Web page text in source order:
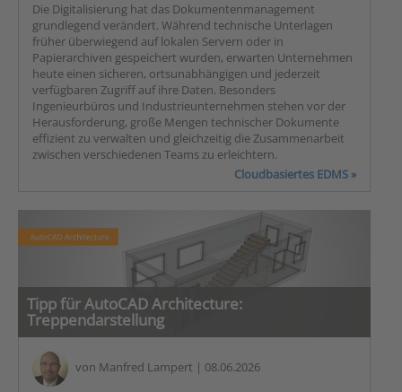
Die Digitalisierung hat das Dokumentenmanagement
grundlegend verändert. Während technische Unterlagen
früher überwiegend auf lokalen Servern oder in
Papierarchiven gespeichert wurden, erwarten Unternehmen
heute einen sicheren, ortsunabhängigen und jederzeit
verfügbaren Zugriff auf ihre Daten. Besonders
Ingenieurbüros und Industrieunternehmen stehen vor der
Herausforderung, große Mengen technischer Dokumente
effizient zu verwalten und gleichzeitig die Zusammenarbeit
zwischen verschiedenen Teams zu erleichtern.
Cloudbasiertes EDMS »
Tipp für AutoCAD Architecture:
Treppendarstellung
von Manfred Lampert | 08.06.2026